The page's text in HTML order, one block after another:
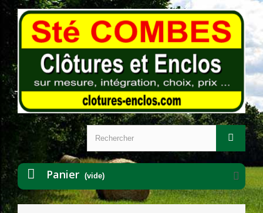
Panier (vide)